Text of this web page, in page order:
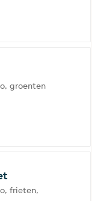
groenten
frieten,